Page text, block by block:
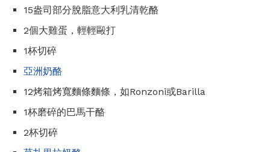
15盎司部分脫脂意大利乳清乾酪
2個大雞蛋，輕輕毆打
1杯切碎
亞洲奶酪
12烤箱烤寬麵條麵條，如Ronzoni或Barilla
1杯磨碎的巴馬干酪
2杯切碎